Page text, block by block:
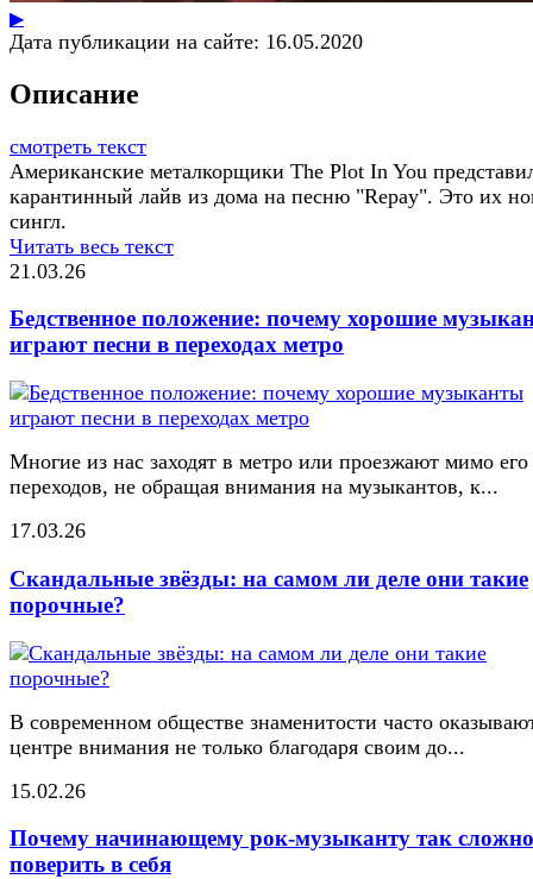
▶
Дата публикации на сайте: 16.05.2020
Описание
смотреть текст
Американские металкорщики The Plot In You
карантинный лайв из дома на песню "Repay". Это их
сингл.
Читать весь текст
21.03.26
Бедственное положение: почему хорошие
играют песни в переходах метро
Многие из нас заходят в метро или проезжают мимо его
переходов, не обращая внимания на музыкантов, к...
17.03.26
Скандальные звёзды: на самом ли деле они такие
порочные?
В современном обществе знаменитости часто
центре внимания не только благодаря своим до...
15.02.26
Почему начинающему рок-музыканту так сложно
поверить в себя